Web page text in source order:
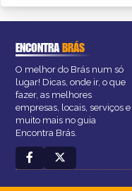
ENCONTRABRÁS
O melhor do Brás num só
lugar! Dicas, onde ir, o que
fazer, as melhores
empresas, locais, serviços e
muito mais no guia
Encontra Brás.